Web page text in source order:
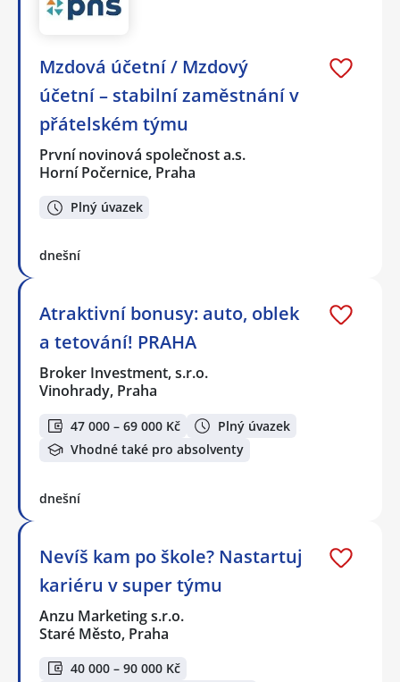
Mzdová účetní / Mzdový
účetní – stabilní zaměstnání v
přátelském týmu
První novinová společnost a.s.
Horní Počernice, Praha
Plný úvazek
dnešní
Atraktivní bonusy: auto, oblek
a tetování! PRAHA
Broker Investment, s.r.o.
Vinohrady, Praha
47 000 – 69 000 Kč
Plný úvazek
Vhodné také pro absolventy
dnešní
Nevíš kam po škole? Nastartuj
kariéru v super týmu
Anzu Marketing s.r.o.
Staré Město, Praha
40 000 – 90 000 Kč